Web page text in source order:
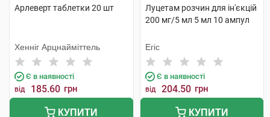
Арлеверт таблетки 20 шт
Хенніг Арцнайміттель
Є в наявності
від 185.60 грн
КУПИТИ
Луцетам розчин для ін'єкцій
200 мг/5 мл 5 мл 10 ампул
Егіс
Є в наявності
від 204.50 грн
КУПИТИ